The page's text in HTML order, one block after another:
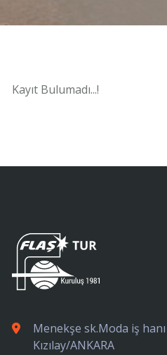
Kayıt Bulumadı...!
Menekşe sk.Moda iş
Kızılay/ANKARA